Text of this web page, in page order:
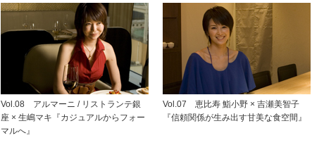
Vol.08 アルマーニ / リストランテ銀
座 × 生嶋マキ『カジュアルからフォー
マルへ』
Vol.07 恵比寿 鮨小野 × 吉瀬美智子
『信頼関係が生み出す甘美な食空間』